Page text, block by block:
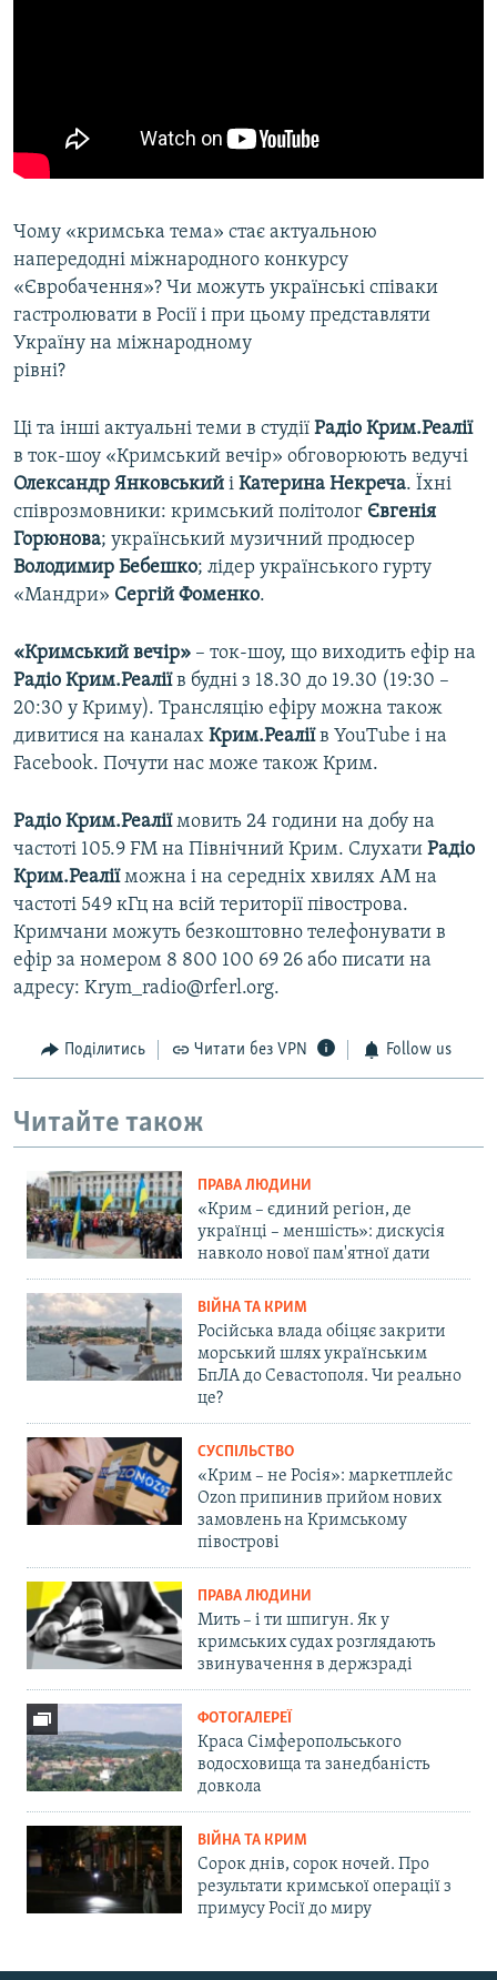
Чому «кримська тема» стає актуальною
напередодні міжнародного конкурсу
«Євробачення»? Чи можуть українські співаки
гастролювати в Росії і при цьому представляти
Україну на міжнародному
рівні?
Ці та інші актуальні теми в студії Радіо Крим.Реалії
в ток-шоу «Кримський вечір» обговорюють ведучі
Олександр Янковський і Катерина Некреча. Їхні
співрозмовники: кримський політолог Євгенія
Горюнова; український музичний продюсер
Володимир Бебешко; лідер українського гурту
«Мандри» Сергій Фоменко.
«Кримський вечір» – ток-шоу, що виходить ефір на
Радіо Крим.Реаліїв будні з 18.30 до 19.30 (19:30 –
20:30 у Криму). Трансляцію ефіру можна також
дивитися на каналах Крим.Реаліїв YouTube і на
Facebook. Почути нас може також Крим.
Радіо Крим.Реаліїмовить 24 години на добу на
частоті 105.9 FM на Північний Крим. Слухати Радіо
Крим.Реаліїможна і на середніх хвилях АМ на
частоті 549 кГц на всій території півострова.
Кримчани можуть безкоштовно телефонувати в
ефір за номером 8 800 100 69 26 або писати на
адресу: Krym_radio@rferl.org.
Поділитись Читати без VPN Follow us
Читайте також
ПРАВА ЛЮДИНИ
«Крим – єдиний регіон, де
українці – меншість»: дискусія
навколо нової пам'ятної дати
ВІЙНА ТА КРИМ
Російська влада обіцяє закрити
морський шлях українським
БпЛА до Севастополя. Чи реально
це?
СУСПІЛЬСТВО
«Крим – не Росія»: маркетплейс
Ozon припинив прийом нових
замовлень на Кримському
півострові
ПРАВА ЛЮДИНИ
Мить – і ти шпигун. Як у
кримських судах розглядають
звинувачення в держзраді
ФОТОГАЛЕРЕЇ
Краса Сімферопольського
водосховища та занедбаність
довкола
ВІЙНА ТА КРИМ
Сорок днів, сорок ночей. Про
результати кримської операції з
примусу Росії до миру